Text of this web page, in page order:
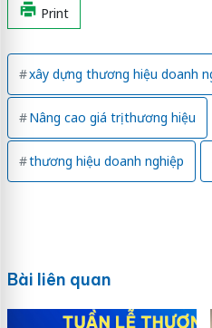
Print
xây dựng thương hiệu doanh
Nâng cao giá trị thương hiệu
thương hiệu doanh nghiệp
Bài liên quan